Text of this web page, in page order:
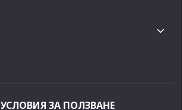
УСЛОВИЯ ЗА ПОЛЗВАНЕ